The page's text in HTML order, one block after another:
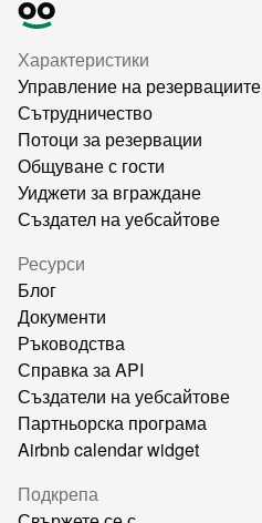
Характеристики
Управление на резервациите
Сътрудничество
Потоци за резервации
Общуване с гости
Уиджети за вграждане
Създател на уебсайтове
Ресурси
Блог
Документи
Ръководства
Справка за API
Създатели на уебсайтове
Партньорска програма
Airbnb calendar widget
Подкрепа